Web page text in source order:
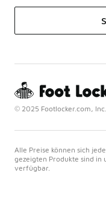
© 2025 Footlocker.com,
Alle Preise können sich
gezeigten Produkte sind in
verfügbar.